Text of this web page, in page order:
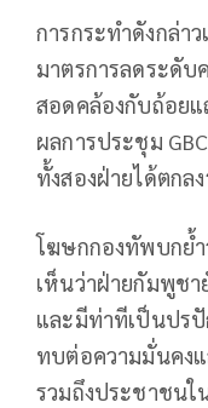
การกระทำดังกล่า
มาตรการลดระดับ
สอดคล้องกับถ้อยแ
ผลการประชุม
ทั้งสองฝ่ายได้ตกล
โฆษกกองทัพบกย้
เห็นว่าฝ่ายกัมพูชา
และมีท่าทีเป็นปร
ทบต่อความมั่นคง
รวมถึงประชาชน